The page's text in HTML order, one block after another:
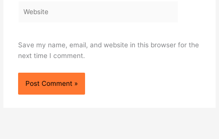
Save my name, email, and website in this browser for the
next time I comment.